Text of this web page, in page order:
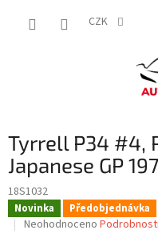
CZK
Tyrrell P34 #4,
Japanese GP
18S1032
Novinka Předobjednávka
Průměrné
Neohodnoceno